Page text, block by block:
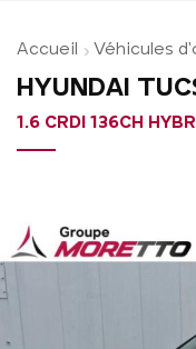
Accueil Véhicules
HYUNDAI
1.6 CRDI 136CH